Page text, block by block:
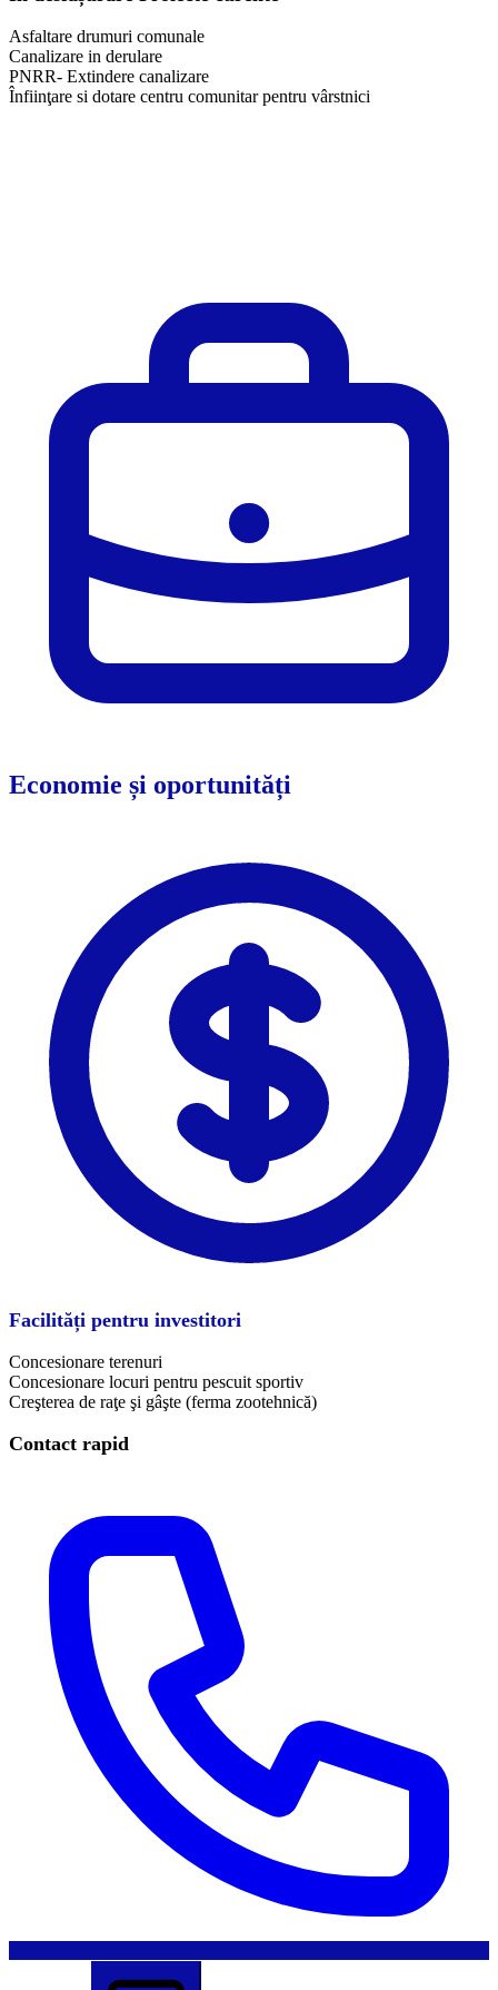
Asfaltare drumuri comunale
Canalizare in derulare
PNRR- Extindere canalizare
Înfiinţare si dotare centru comunitar pentru vârstnici
Economie și oportunități
Facilități pentru investitori
Concesionare terenuri
Concesionare locuri pentru pescuit sportiv
Creşterea de raţe şi gâşte (ferma zootehnică)
Contact rapid